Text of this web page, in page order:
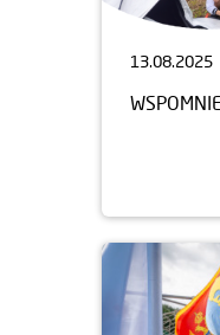
13.08.2025